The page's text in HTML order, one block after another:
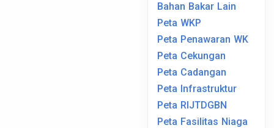
Bahan Bakar Lain
Peta WKP
Peta Penawaran WK
Peta Cekungan
Peta Cadangan
Peta Infrastruktur
Peta RIJTDGBN
Peta Fasilitas Niaga